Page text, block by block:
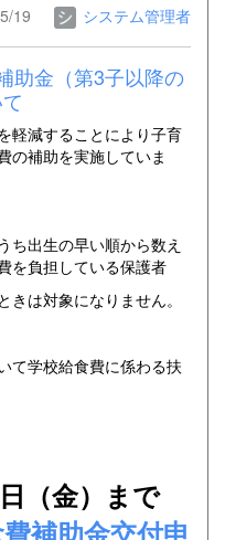
19
システム管理者
助金（第3子以降の
軽減することにより子育
の補助を実施していま
ち出生の早い順から数え
を負担している保護者
は対象になりません。
て学校給食費に係わる扶
（金）まで